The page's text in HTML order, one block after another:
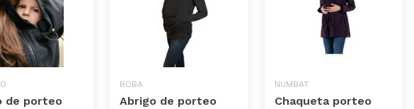
de porteo
BOBA
Abrigo de porteo
NUMBAT
Chaqueta porteo